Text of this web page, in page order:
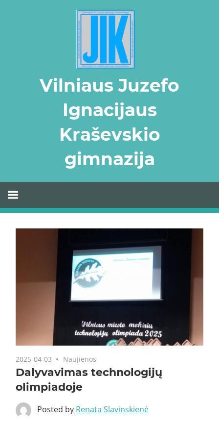
Vilniaus Juzefo
Ignacijaus
Kraševskio
gimnazija
2025-04-03 Naujienos
Dalyvavimas technologijų
olimpiadoje
Posted by Renata Slavinskienė